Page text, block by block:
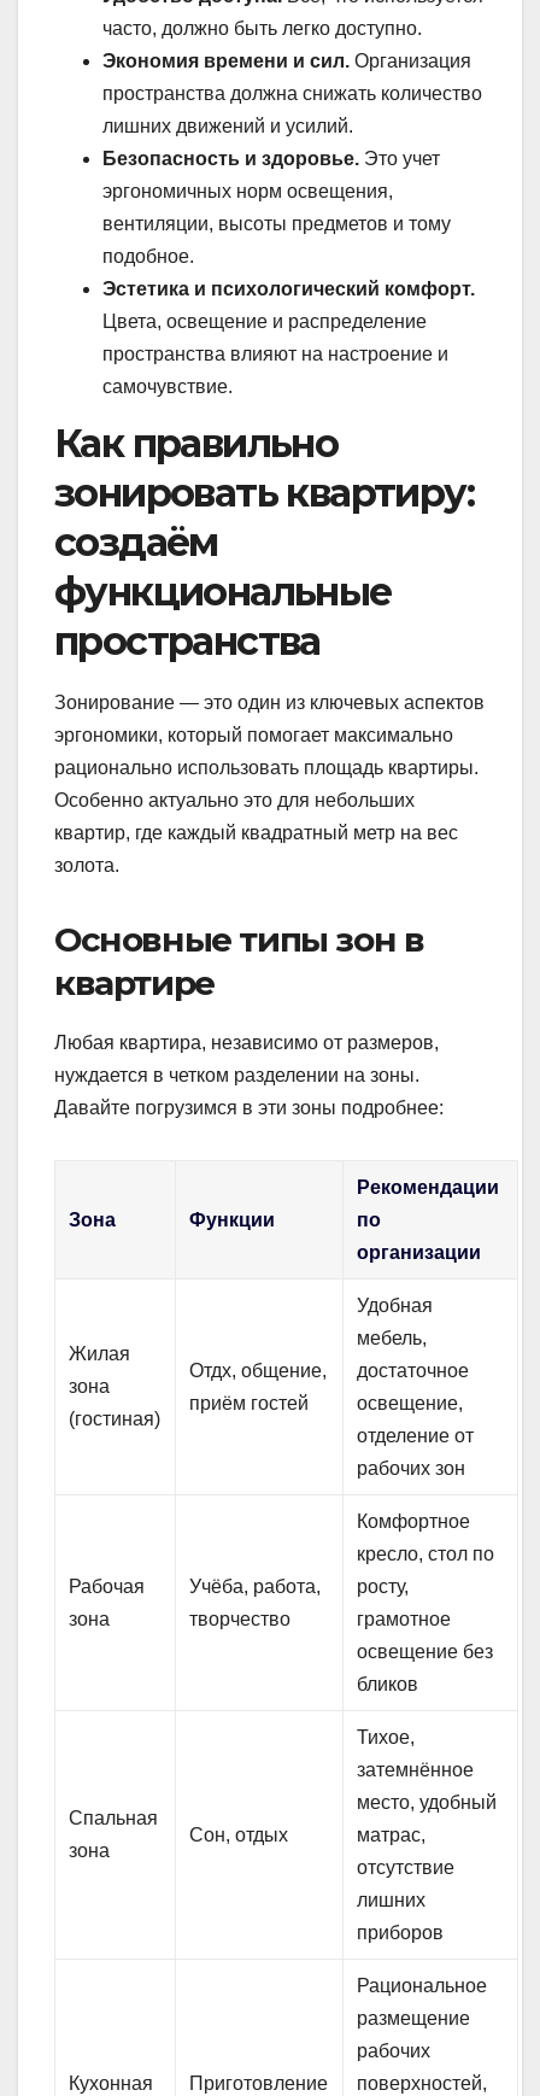
часто, должно быть легко доступно.
Экономия времени и сил. Организация
пространства должна снижать количество
лишних движений и усилий.
Безопасность и здоровье. Это учет
эргономичных норм освещения,
вентиляции, высоты предметов и тому
подобное.
Эстетика и психологический комфорт.
Цвета, освещение и распределение
пространства влияют на настроение и
самочувствие.
Как правильно
зонировать квартиру:
создаём
функциональные
пространства
Зонирование — это один из ключевых аспектов
эргономики, который помогает максимально
рационально использовать площадь квартиры.
Особенно актуально это для небольших
квартир, где каждый квадратный метр на вес
золота.
Основные типы зон в
квартире
Любая квартира, независимо от размеров,
нуждается в четком разделении на зоны.
Давайте погрузимся в эти зоны подробнее:
Зона Функции
Рекомендации
по
организации
Жилая
зона
(гостиная)
Отдх, общение,
приём гостей
Удобная
мебель,
достаточное
освещение,
отделение от
рабочих зон
Рабочая
зона
Учёба, работа,
творчество
Комфортное
кресло, стол по
росту,
грамотное
освещение без
бликов
Спальная
зона
Сон, отдых
Тихое,
затемнённое
место, удобный
матрас,
отсутствие
лишних
приборов
Кухонная
Приготовление
Рациональное
размещение
рабочих
поверхностей,